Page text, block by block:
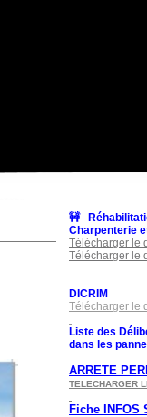
🚧
Charpenterie
Télécharger le
Télécharger le
DICRIM
Télécharger le
Liste des
dans les
ARRETE
TELECHARGER
Fiche INFOS